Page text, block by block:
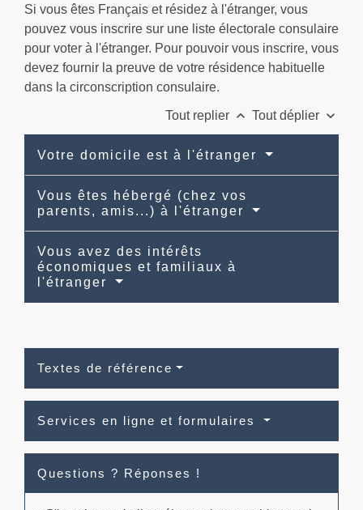
Si vous êtes Français et résidez à l'étranger, vous
pouvez vous inscrire sur une liste électorale consulaire
pour voter à l'étranger. Pour pouvoir vous inscrire, vous
devez fournir la preuve de votre résidence habituelle
dans la circonscription consulaire.
Tout replier keyboard_arrow_up Tout déplier keyboard_arrow_down
Votre domicile est à l'étranger
Vous êtes hébergé (chez vos
parents, amis...) à l'étranger
Vous avez des intérêts
économiques et familiaux à
l'étranger
Textes de référence
Services en ligne et formulaires
Questions ? Réponses !